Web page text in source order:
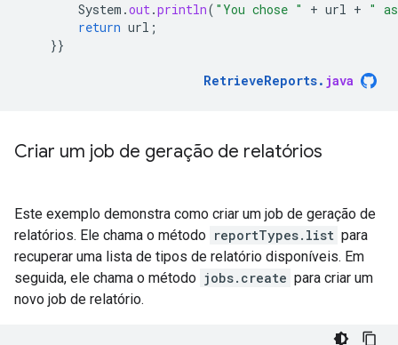
System .out.println( "You chose " + url + "
return url ;
}}
RetrieveReports. java
Criar um job de geração de relatórios
Este exemplo demonstra como criar um job de geração de
relatórios. Ele chama o método reportTypes.list para
recuperar uma lista de tipos de relatório disponíveis. Em
seguida, ele chama o método jobs.create para criar um
novo job de relatório.